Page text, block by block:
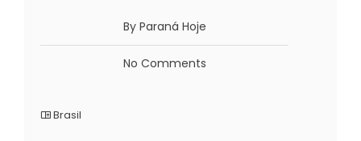
By Paraná Hoje
No Comments
Brasil